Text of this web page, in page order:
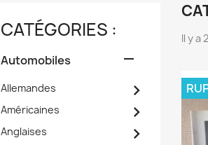
CATÉGORIES :
Automobiles 
Allemandes 
Américaines 
Anglaises 
Il y a